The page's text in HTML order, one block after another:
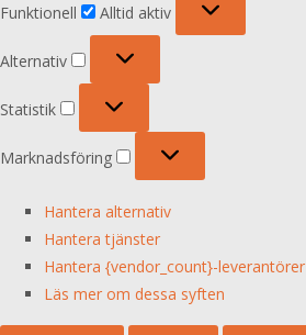
Funktionell
Alltid aktiv
Alternativ
Statistik
Marknadsföring
Hantera alternativ
Hantera tjänster
Hantera {vendor_count}-leverantörer
Läs mer om dessa syften